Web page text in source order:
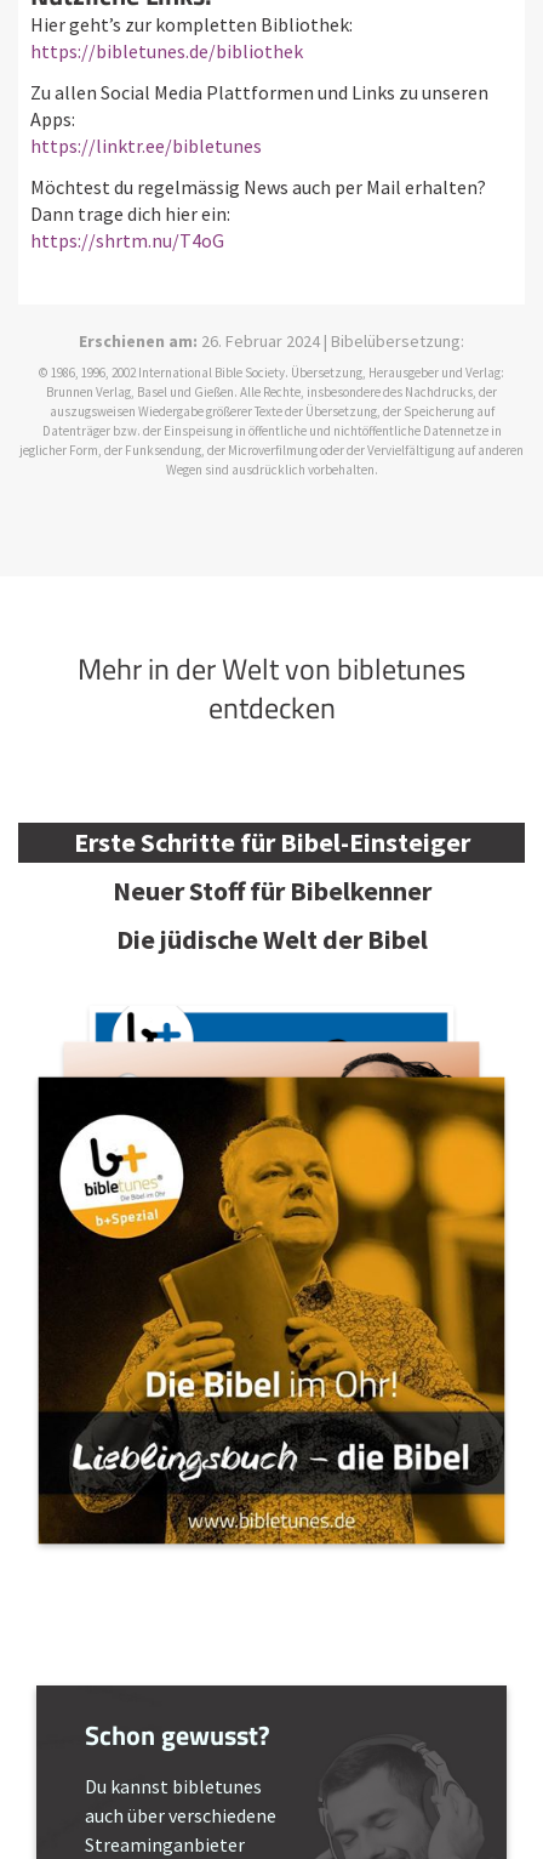
Hier geht’s zur kompletten Bibliothek:
https://bibletunes.de/bibliothek
Zu allen Social Media Plattformen und Links zu unseren
Apps:
https://linktr.ee/bibletunes
Möchtest du regelmässig News auch per Mail erhalten?
Dann trage dich hier ein:
https://shrtm.nu/T4oG
Erschienen am: 26. Februar 2024 | Bibelübersetzung:
© 1986, 1996, 2002 International Bible Society. Übersetzung, Herausgeber und Verlag:
Brunnen Verlag, Basel und Gießen. Alle Rechte, insbesondere des Nachdrucks, der
auszugsweisen Wiedergabe größerer Texte der Übersetzung, der Speicherung auf
Datenträger bzw. der Einspeisung in öffentliche und nichtöffentliche Datennetze in
jeglicher Form, der Funksendung, der Microverfilmung oder der Vervielfältigung auf anderen
Wegen sind ausdrücklich vorbehalten.
Mehr in der Welt von bibletunes
entdecken
Erste Schritte für Bibel-Einsteiger
Neuer Stoff für Bibelkenner
Die jüdische Welt der Bibel
Schon gewusst?
Du kannst bibletunes
auch über verschiedene
Streaminganbieter